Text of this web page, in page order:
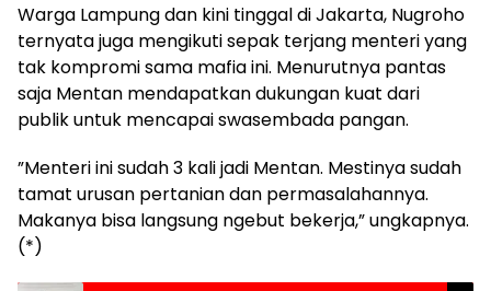
Warga Lampung dan kini tinggal di Jakarta, Nugroho
ternyata juga mengikuti sepak terjang menteri yang
tak kompromi sama mafia ini. Menurutnya pantas
saja Mentan mendapatkan dukungan kuat dari
publik untuk mencapai swasembada pangan.
”Menteri ini sudah 3 kali jadi Mentan. Mestinya sudah
tamat urusan pertanian dan permasalahannya.
Makanya bisa langsung ngebut bekerja,” ungkapnya.
(*)